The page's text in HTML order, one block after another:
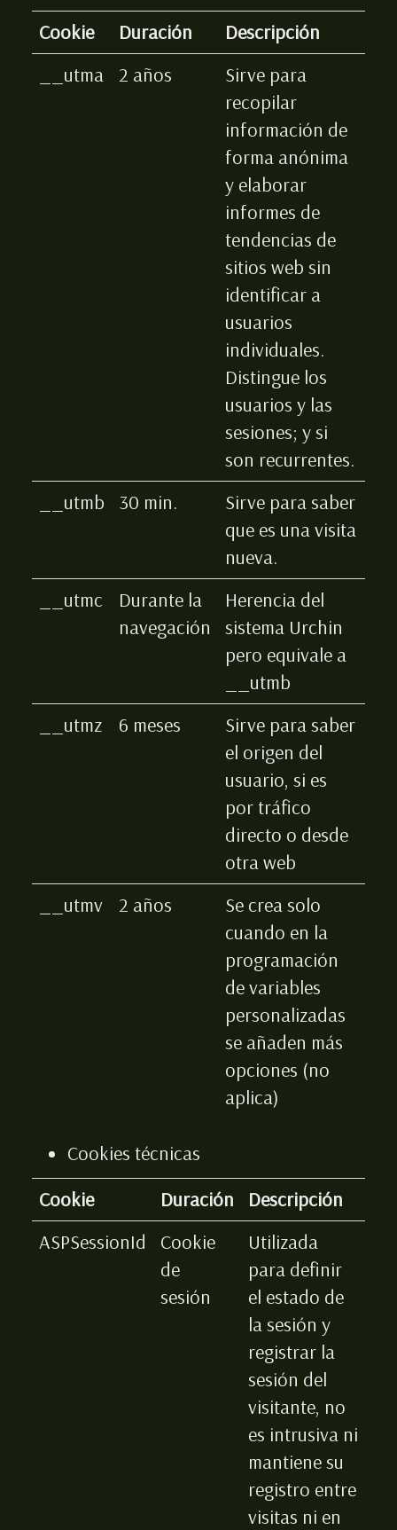
Cookie
Duración
Descripción
__utma
2 años
Sirve para
recopilar
información de
forma anónima
y elaborar
informes de
tendencias de
sitios web sin
identificar a
usuarios
individuales.
Distingue los
usuarios y las
sesiones; y si
son recurrentes.
__utmb
30 min.
Sirve para saber
que es una visita
nueva.
__utmc
Durante la
navegación
Herencia del
sistema Urchin
pero equivale a
__utmb
__utmz
6 meses
Sirve para saber
el origen del
usuario, si es
por tráfico
directo o desde
otra web
__utmv
2 años
Se crea solo
cuando en la
programación
de variables
personalizadas
se añaden más
opciones (no
aplica)
Cookies técnicas
Cookie
Duración
Descripción
ASPSessionId
Cookie
de
sesión
Utilizada
para definir
el estado de
la sesión y
registrar la
sesión del
visitante, no
es intrusiva ni
mantiene su
registro entre
visitas ni en